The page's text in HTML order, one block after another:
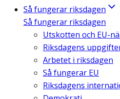
Så fungerar riksdagen
Så fungerar riksdagen
Utskotten och EU-
Riksdagens
Arbetet i riksdagen
Så fungerar EU
Riksdagens